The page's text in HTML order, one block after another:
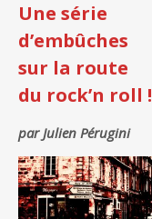
Une série
d’embûches
sur la route
du rock’n roll !
par Julien Pérugini